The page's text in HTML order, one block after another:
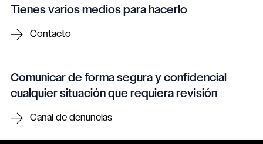
Tienes varios medios para hacerlo
Contacto
Comunicar de forma segura y confidencial
cualquier situación que requiera revisión
Canal de denuncias